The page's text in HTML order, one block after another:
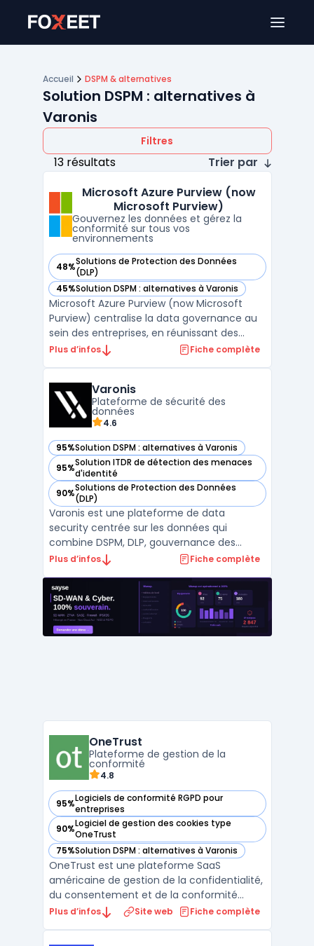
Accueil DSPM & alternatives
Solution DSPM : alternatives à
Varonis
Filtres
13 résultats
Trier par
Microsoft Azure Purview (now
Microsoft Purview)
Gouvernez les données et gérez la
conformité sur tous vos
environnements
48%Solutions de Protection des Données
(DLP)
— voir Microsoft Azure Purview (now Microsoft Purview)
45%Solution DSPM : alternatives à Varonis
— voir Microsoft Azure Purview (now Microsoft Purview)
Microsoft Azure Purview (now Microsoft
Purview) centralise la data governance au
sein des entreprises, en réunissant des
outils pour cataloguer, protéger et surveiller
sur la volumétrie, la localisation, la sensi ...
Plus d’infos Fiche complète
Varonis
Plateforme de sécurité des
données
4.6
95%Solution DSPM : alternatives à Varonis
— voir Varonis dans cette catégorie
95%Solution ITDR de détection des menaces
d'identité
— voir Varonis dans cette catégorie
90%Solutions de Protection des Données
(DLP)
— voir Varonis dans cette catégorie
Varonis est une plateforme de data
security centrée sur les données qui
combine DSPM, DLP, gouvernance des
accès et analyse d’activité pour réduire
site et dans le cloud. L’outil cartographie les
permissions, identifie les menaces internes,
et automatis ...
Plus d’infos Fiche complète
OneTrust
Plateforme de gestion de la
conformité
4.8
95%Logiciels de conformité RGPD pour
entreprises
— voir OneTrust dans cette catégorie
90%Logiciel de gestion des cookies type
OneTrust
— voir OneTrust dans cette catégorie
75%Solution DSPM : alternatives à Varonis
— voir OneTrust dans cette catégorie
OneTrust est une plateforme SaaS
américaine de gestion de la confidentialité,
du consentement et de la conformité
réglementaire. Fondée en 2016 à Atlanta,
Plus d’infos Site web Fiche complète